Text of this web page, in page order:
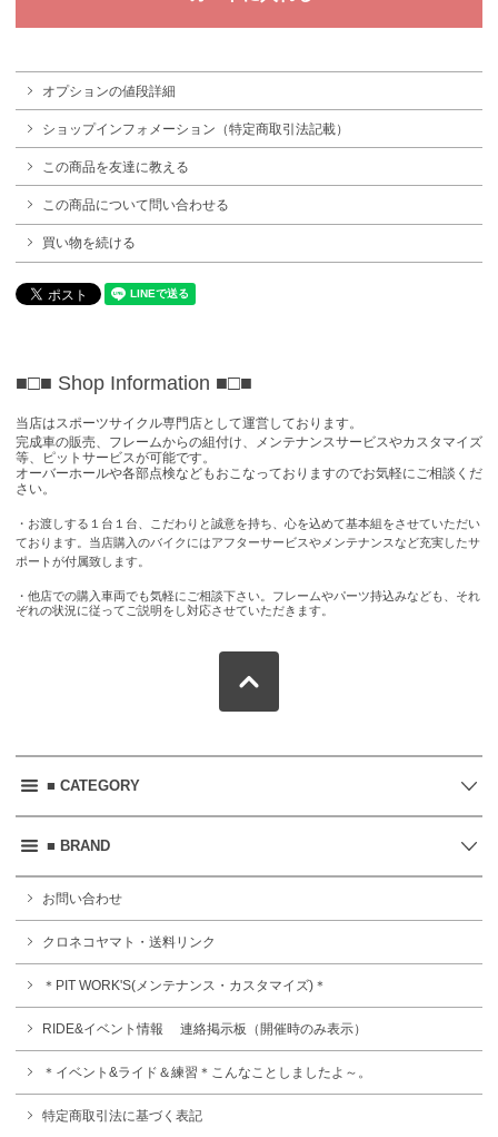
オプションの値段詳細
ショップインフォメーション（特定商取引法記載）
この商品を友達に教える
この商品について問い合わせる
買い物を続ける
■□■ Shop Information ■□■
当店はスポーツサイクル専門店として運営しております。
完成車の販売、フレームからの組付け、メンテナンスサービスやカスタマイズ
等、ピットサービスが可能です。
オーバーホールや各部点検などもおこなっておりますのでお気軽にご相談くだ
さい。
・お渡しする１台１台、こだわりと誠意を持ち、心を込めて基本組をさせていただい
ております。当店購入のバイクにはアフターサービスやメンテナンスなど充実したサ
ポートが付属致します。
・他店での購入車両でも気軽にご相談下さい。フレームやパーツ持込みなども、それ
ぞれの状況に従ってご説明をし対応させていただきます。
■ CATEGORY
■ BRAND
お問い合わせ
クロネコヤマト・送料リンク
＊PIT WORK'S(メンテナンス・カスタマイズ)＊
RIDE&イベント情報 連絡掲示板（開催時のみ表示）
＊イベント&ライド＆練習＊こんなことしましたよ～。
特定商取引法に基づく表記